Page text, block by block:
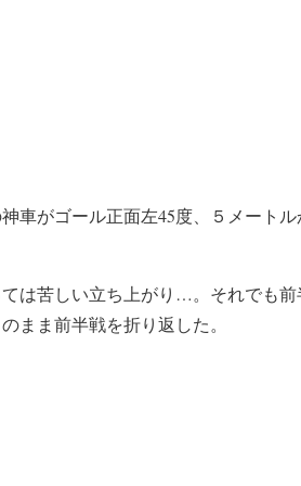
車がゴール正面左45度、５メート
は苦しい立ち上がり…。それでも前
まま前半戦を折り返した。